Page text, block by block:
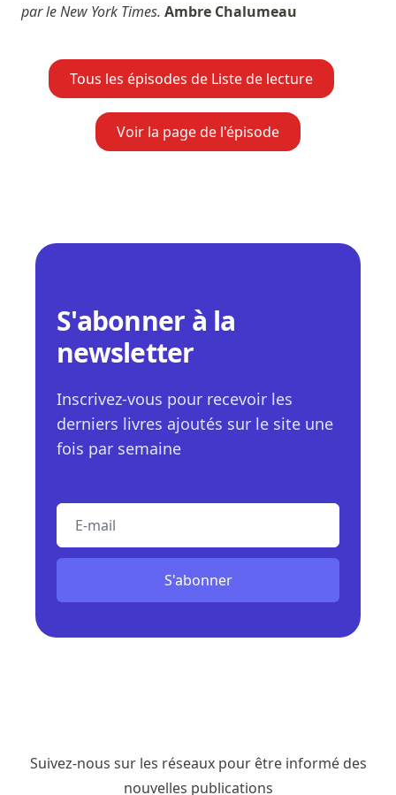
par le New York Times. Ambre Chalumeau
Tous les épisodes de Liste de lecture
Voir la page de l'épisode
S'abonner à la
newsletter
Inscrivez-vous pour recevoir les
derniers livres ajoutés sur le site une
fois par semaine
S'abonner
Suivez-nous sur les réseaux pour être informé des
nouvelles publications